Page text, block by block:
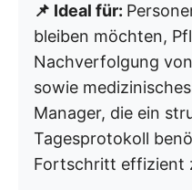
📌 Ideal für:
bleiben möchten,
Nachverfolgung
sowie
Manager, die ein
Tagesprotokoll
Fortschritt effizient